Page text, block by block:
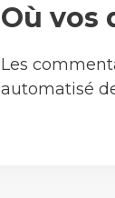
Où vos
Les
automatisé